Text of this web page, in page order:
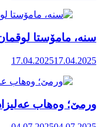
سنە، مامۆستا
17.04.202517.04.2025
ورمێ؛ وەهاب